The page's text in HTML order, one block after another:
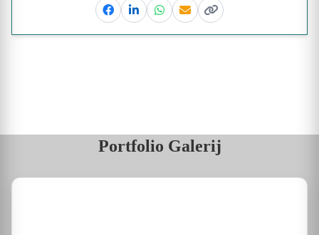
FacebookLinkedinWhatsapp
EmailKopieer link
Portfolio Galerij